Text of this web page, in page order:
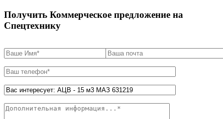
Получить Коммерческое предложение на
Спецтехнику